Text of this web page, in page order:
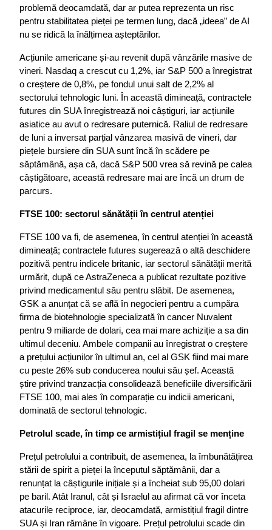
problemă deocamdată, dar ar putea reprezenta un risc
pentru stabilitatea pieței pe termen lung, dacă „ideea” de AI
nu se ridică la înălțimea așteptărilor.
Acțiunile americane și-au revenit după vânzările masive de
vineri. Nasdaq a crescut cu 1,2%, iar S&P 500 a înregistrat
o creștere de 0,8%, pe fondul unui salt de 2,2% al
sectorului tehnologic luni. În această dimineață, contractele
futures din SUA înregistrează noi câștiguri, iar acțiunile
asiatice au avut o redresare puternică. Raliul de redresare
de luni a inversat parțial vânzarea masivă de vineri, dar
piețele bursiere din SUA sunt încă în scădere pe
săptămână, așa că, dacă S&P 500 vrea să revină pe calea
câștigătoare, această redresare mai are încă un drum de
parcurs.
FTSE 100: sectorul sănătății în centrul atenției
FTSE 100 va fi, de asemenea, în centrul atenției în această
dimineață; contractele futures sugerează o altă deschidere
pozitivă pentru indicele britanic, iar sectorul sănătății merită
urmărit, după ce AstraZeneca a publicat rezultate pozitive
privind medicamentul său pentru slăbit. De asemenea,
GSK a anunțat că se află în negocieri pentru a cumpăra
firma de biotehnologie specializată în cancer Nuvalent
pentru 9 miliarde de dolari, cea mai mare achiziție a sa din
ultimul deceniu. Ambele companii au înregistrat o creștere
a prețului acțiunilor în ultimul an, cel al GSK fiind mai mare
cu peste 26% sub conducerea noului său șef. Această
știre privind tranzacția consolidează beneficiile diversificării
FTSE 100, mai ales în comparație cu indicii americani,
dominată de sectorul tehnologic.
Petrolul scade, în timp ce armistițiul fragil se menține
Prețul petrolului a contribuit, de asemenea, la îmbunătățirea
stării de spirit a pieței la începutul săptămânii, dar a
renunțat la câștigurile inițiale și a încheiat sub 95,00 dolari
pe baril. Atât Iranul, cât și Israelul au afirmat că vor înceta
atacurile reciproce, iar, deocamdată, armistițiul fragil dintre
SUA și Iran rămâne în vigoare. Prețul petrolului scade din